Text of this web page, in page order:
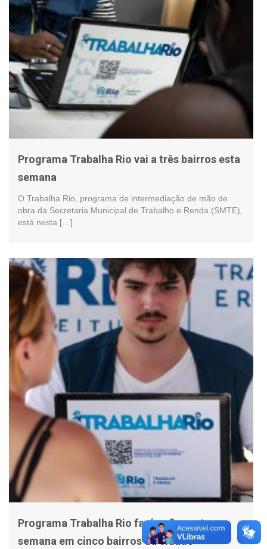
Programa Trabalha Rio vai a três bairros esta
semana
O Trabalha Rio, programa de intermediação de mão de
obra da Secretaria Municipal de Trabalho e Renda (SMTE),
está nesta […]
Programa Trabalha Rio fará ações esta
semana em cinco bairros da cidade